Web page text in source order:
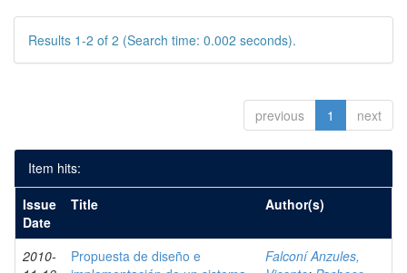
Results 1-2 of 2 (Search time: 0.002 seconds).
previous 1 next
Item hits:
Issue
Date
Title Author(s)
2010-
Propuesta de diseño e
Falconí Anzules,